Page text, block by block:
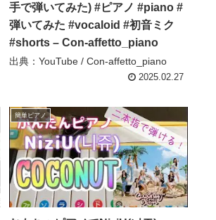
手で弾いてみた) #ピアノ #piano #
弾いてみた #vocaloid #初音ミク
#shorts – Con-affetto_piano
出典：YouTube / Con-affetto_piano
2025.02.27
簡単ピアノ